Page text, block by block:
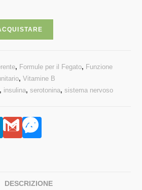
, Formule per il Fegato, Funzione
,Vitamine B
, insulina,serotonina,sistema nervoso
DESCRIZIONE